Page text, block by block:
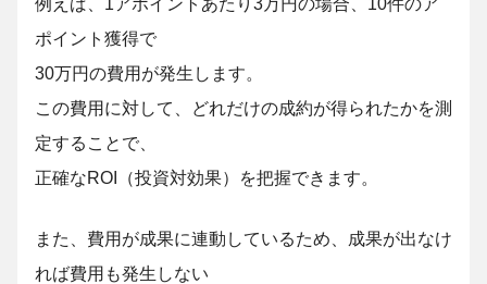
ポイント獲得で
30万円の費用が発生します。
この費用に対して、どれだけの成約が得られたかを測
定することで、
正確なROI（投資対効果）を把握できます。
また、費用が成果に連動しているため、成果が出なけ
れば費用も発生しない